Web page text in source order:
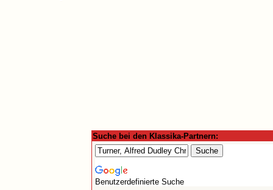
Suche bei den Klassika-Partnern:
Benutzerdefinierte Suche